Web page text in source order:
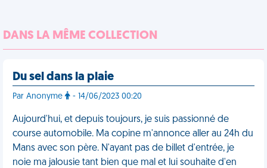
DANS LA MÊME COLLECTION
Du sel dans la plaie
Par Anonyme - 14/06/2023 00:20
Aujourd'hui, et depuis toujours, je suis passionné de
course automobile. Ma copine m'annonce aller au 24h du
Mans avec son père. N'ayant pas de billet d'entrée, je
noie ma jalousie tant bien que mal et lui souhaite d'en